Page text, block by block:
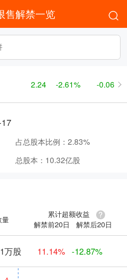
售解禁一览
2.24 -2.61% -0.06
占总股本比例： 2.83%
总股本： 10.32亿股
量
累计超额收益
解禁前20日
解禁后20日
万股 11.14% -12.87%